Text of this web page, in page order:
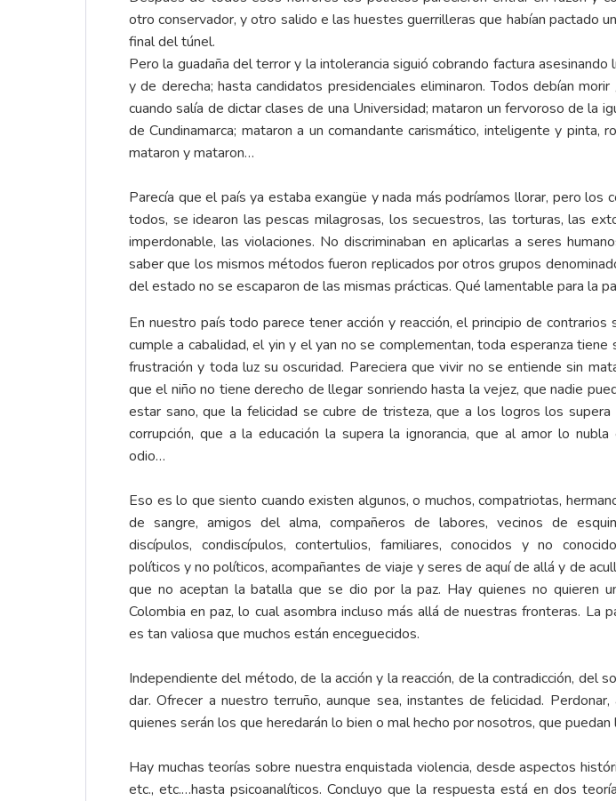
otro conservador, y otro salido e las huestes guerrilleras que habían pactado
final del túnel.
Pero la guadaña del terror y la intolerancia siguió cobrando factura
y de derecha; hasta candidatos presidenciales eliminaron. Todos debían
cuando salía de dictar clases de una Universidad; mataron un fervoroso de la
de Cundinamarca; mataron a un comandante carismático, inteligente y
mataron y mataron…
Parecía que el país ya estaba exangüe y nada más podríamos llorar, pero
todos, se idearon las pescas milagrosas, los secuestros, las torturas, las
imperdonable, las violaciones. No discriminaban en aplicarlas a seres
saber que los mismos métodos fueron replicados por otros grupos
del estado no se escaparon de las mismas prácticas. Qué lamentable para la
En nuestro país todo parece tener acción y reacción, el principio de contrarios
cumple a cabalidad, el yin y el yan no se complementan, toda esperanza tiene
frustración y toda luz su oscuridad. Pareciera que vivir no se entiende sin
que el niño no tiene derecho de llegar sonriendo hasta la vejez, que nadie
estar sano, que la felicidad se cubre de tristeza, que a los logros los supera
corrupción, que a la educación la supera la ignorancia, que al amor lo nubla
odio…
Eso es lo que siento cuando existen algunos, o muchos, compatriotas,
de sangre, amigos del alma, compañeros de labores, vecinos de
discípulos, condiscípulos, contertulios, familiares, conocidos y no
políticos y no políticos, acompañantes de viaje y seres de aquí de allá y de
que no aceptan la batalla que se dio por la paz. Hay quienes no quieren
Colombia en paz, lo cual asombra incluso más allá de nuestras fronteras. La
es tan valiosa que muchos están enceguecidos.
Independiente del método, de la acción y la reacción, de la contradicción, del
dar. Ofrecer a nuestro terruño, aunque sea, instantes de felicidad.
quienes serán los que heredarán lo bien o mal hecho por nosotros, que
Hay muchas teorías sobre nuestra enquistada violencia, desde aspectos
etc., etc.…hasta psicoanalíticos. Concluyo que la respuesta está en dos